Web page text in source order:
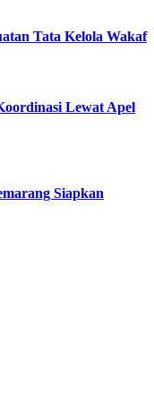
Tata Kelola Wakaf
Lewat Apel
Siapkan